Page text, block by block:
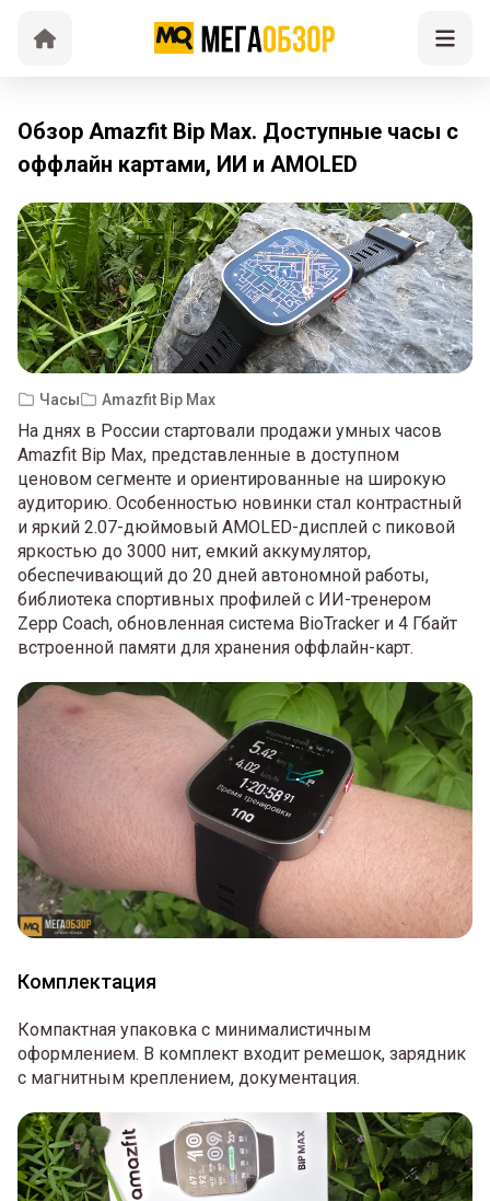
Обзор Amazfit Bip Max. Доступные часы с
оффлайн картами, ИИ и AMOLED
Часы Amazfit Bip Max
На днях в России стартовали продажи умных часов
Amazfit Bip Max, представленные в доступном
ценовом сегменте и ориентированные на широкую
аудиторию. Особенностью новинки стал контрастный
и яркий 2.07-дюймовый AMOLED-дисплей с пиковой
яркостью до 3000 нит, емкий аккумулятор,
обеспечивающий до 20 дней автономной работы,
библиотека спортивных профилей с ИИ-тренером
Zepp Coach, обновленная система BioTracker и 4 Гбайт
встроенной памяти для хранения оффлайн-карт.
Комплектация
Компактная упаковка с минималистичным
оформлением. В комплект входит ремешок, зарядник
с магнитным креплением, документация.